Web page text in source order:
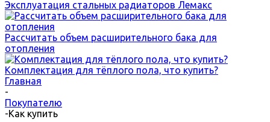
Эксплуатация стальных радиаторов Лемакс
Рассчитать объем расширительного бака для
отопления
Комплектация для тёплого пола, что купить?
Главная
-
Покупателю
-Как купить